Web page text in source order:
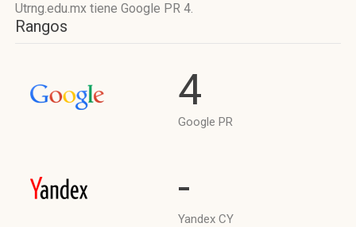
Utrng.edu.mx tiene Google PR 4.
Rangos
4
Google PR
-
Yandex CY